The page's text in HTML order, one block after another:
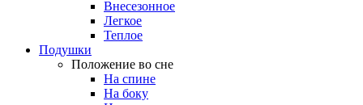
Внесезонное
Легкое
Теплое
Подушки
Положение во сне
На спине
На боку